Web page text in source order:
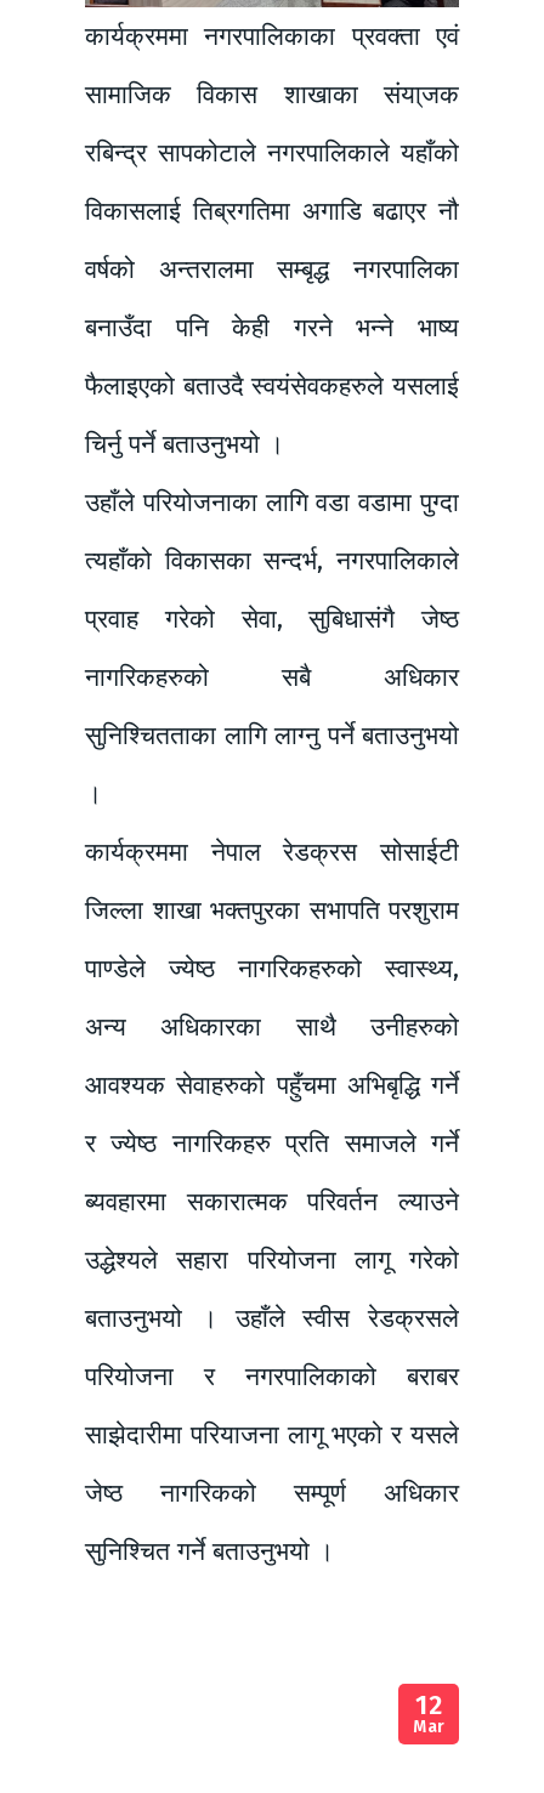
कार्यक्रममा नगरपालिकाका प्रवक्ता एवं
सामाजिक विकास शाखाका संया्जक
रबिन्द्र सापकोटाले नगरपालिकाले यहाँको
विकासलाई तिब्रगतिमा अगाडि बढाएर नौ
वर्षको अन्तरालमा सम्बृद्ध नगरपालिका
बनाउँदा पनि केही गरने भन्ने भाष्य
फैलाइएको बताउदै स्वयंसेवकहरुले यसलाई
चिर्नु पर्ने बताउनुभयो ।
उहाँले परियोजनाका लागि वडा वडामा पुग्दा
त्यहाँको विकासका सन्दर्भ, नगरपालिकाले
प्रवाह गरेको सेवा, सुबिधासंगै जेष्ठ
नागरिकहरुको सबै अधिकार
सुनिश्चितताका लागि लाग्नु पर्ने बताउनुभयो
।
कार्यक्रममा नेपाल रेडक्रस सोसाईटी
जिल्ला शाखा भक्तपुरका सभापति परशुराम
पाण्डेले ज्येष्ठ नागरिकहरुको स्वास्थ्य,
अन्य अधिकारका साथै उनीहरुको
आवश्यक सेवाहरुको पहुँचमा अभिबृद्धि गर्ने
र ज्येष्ठ नागरिकहरु प्रति समाजले गर्ने
ब्यवहारमा सकारात्मक परिवर्तन ल्याउने
उद्धेश्यले सहारा परियोजना लागू गरेको
बताउनुभयो । उहाँले स्वीस रेडक्रसले
परियोजना र नगरपालिकाको बराबर
साझेदारीमा परियाजना लागू भएको र यसले
जेष्ठ नागरिकको सम्पूर्ण अधिकार
सुनिश्चित गर्ने बताउनुभयो ।
12
Mar